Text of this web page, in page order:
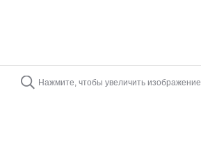
Нажмите, чтобы увеличить изображение